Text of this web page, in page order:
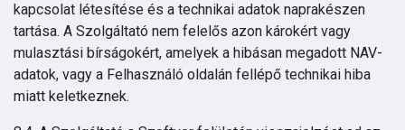
kapcsolat létesítése és a technikai adatok naprakészen
tartása. A Szolgáltató nem felelős azon károkért vagy
mulasztási bírságokért, amelyek a hibásan megadott NAV-
adatok, vagy a Felhasználó oldalán fellépő technikai hiba
miatt keletkeznek.